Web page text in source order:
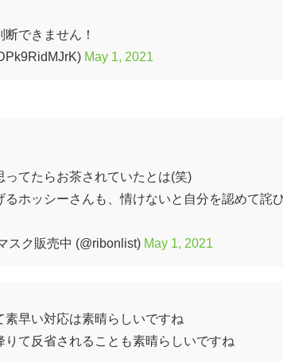
できません！
May 1, 2021
ってたらお茶されていたとは(笑)
るホッシーさんも、情けないと自分を認めて詫
スク販売中 (@ribonlist) May 1, 2021
素早い対応は素晴らしいですね
りて反省されることも素晴らしいですね